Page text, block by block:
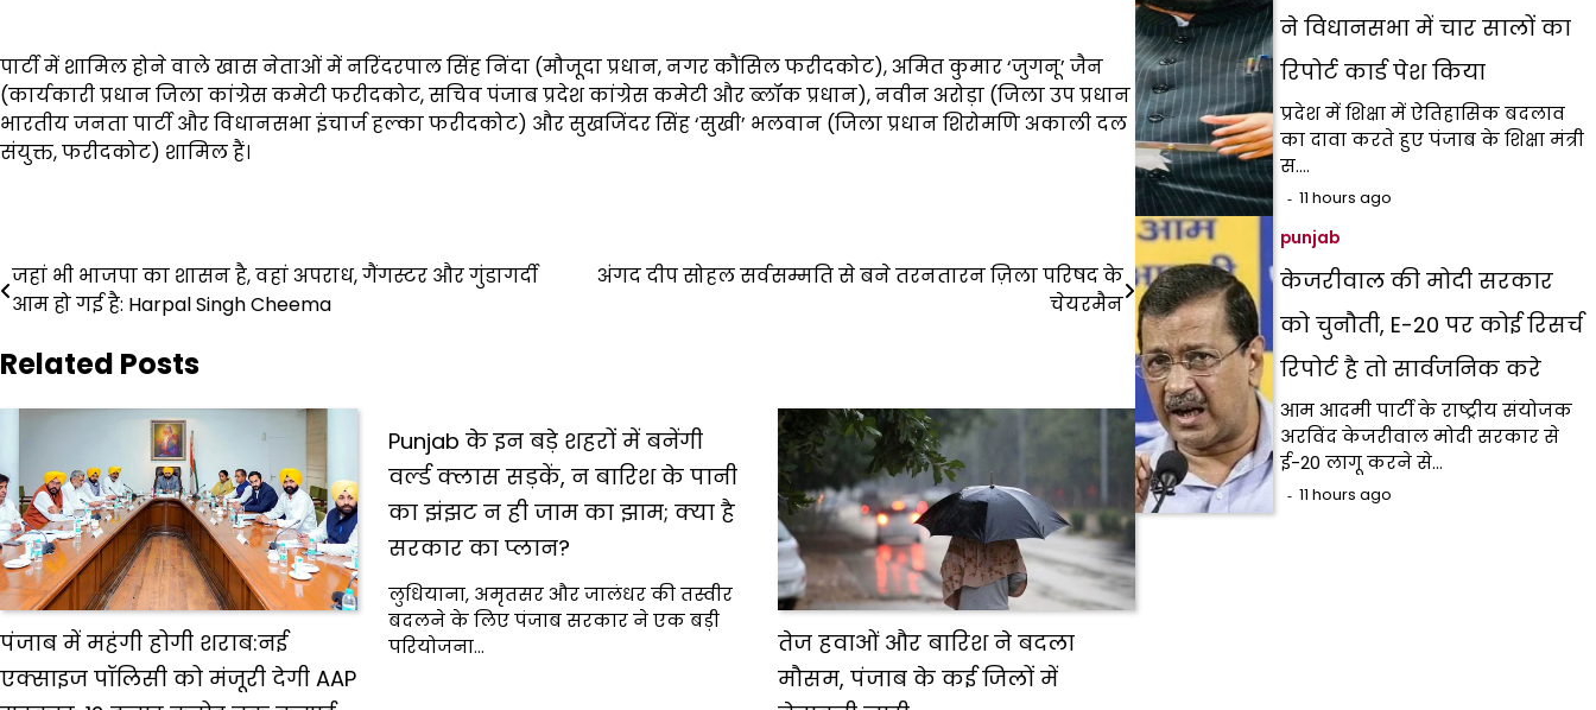
पार्टी में शामिल होने वाले खास नेताओं में नरिंदरपाल सिंह निंदा (मौजूदा प्रधान, नगर कौंसिल फरीदकोट), अमित कुमार ‘जुगनू’ जैन
(कार्यकारी प्रधान जिला कांग्रेस कमेटी फरीदकोट, सचिव पंजाब प्रदेश कांग्रेस कमेटी और ब्लॉक प्रधान), नवीन अरोड़ा (जिला उप प्रधान
भारतीय जनता पार्टी और विधानसभा इंचार्ज हल्का फरीदकोट) और सुखजिंदर सिंह ‘सुखी’ भलवान (जिला प्रधान शिरोमणि अकाली दल
संयुक्त, फरीदकोट) शामिल हैं।
Post
navigation
जहां भी भाजपा का शासन है, वहां अपराध, गैंगस्टर और गुंडागर्दी
आम हो गई है: Harpal Singh Cheema
अंगद दीप सोहल सर्वसम्मति से बने तरनतारन ज़िला परिषद के
चेयरमैन
Related Posts
पंजाब में महंगी होगी शराब:नई
एक्साइज पॉलिसी को मंजूरी देगी AAP
Punjab के इन बड़े शहरों में बनेंगी
वर्ल्ड क्लास सड़कें, न बारिश के पानी
का झंझट न ही जाम का झाम; क्या है
सरकार का प्लान?
लुधियाना, अमृतसर और जालंधर की तस्वीर
बदलने के लिए पंजाब सरकार ने एक बड़ी
परियोजना…
तेज हवाओं और बारिश ने बदला
मौसम, पंजाब के कई जिलों में
ने विधानसभा में चार सालों का
रिपोर्ट कार्ड पेश किया
प्रदेश में शिक्षा में ऐतिहासिक बदलाव
का दावा करते हुए पंजाब के शिक्षा मंत्री
स.…
11 hours ago
punjab
केजरीवाल की मोदी सरकार
को चुनौती, E-20 पर कोई रिसर्च
रिपोर्ट है तो सार्वजनिक करे
आम आदमी पार्टी के राष्ट्रीय संयोजक
अरविंद केजरीवाल मोदी सरकार से
ई-20 लागू करने से…
11 hours ago